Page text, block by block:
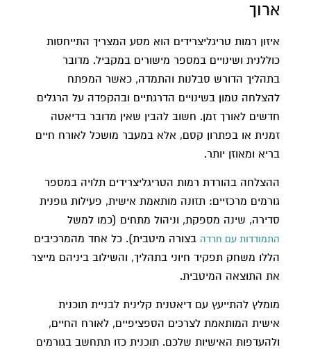
ארוך
איזון רמות טריגליצרידים הוא מסע המצריך התייחסות
כוללנית ושינויים במספר מישורים במקביל. מדובר
בתהליך הדורש סבלנות והתמדה, כאשר המפתח
להצלחה טמון בשינויים הדרגתיים ובהקפדה על הרגלים
חדשים לאורך זמן. חשוב להבין שאין מדובר בדיאטה
זמנית או בפתרון קסם, אלא במעבר מושכל לאורח חיים
בריא ומאוזן יותר.
ההצלחה בהורדת רמות הטריגליצרידים תלויה במספר
גורמים מרכזיים: תזונה מותאמת אישית, פעילות גופנית
סדירה, שינה מספקת, וניהול מתחים (כמו למשל
התמודדות עם חרדה בצורה מיטבית). כל אחד מהמרכיבים
הללו משחק תפקיד חיוני בתהליך, והשילוב ביניהם מייצר
את התוצאה המיטבית.
מומלץ להתייעץ עם דיאטנית קלינית לבניית תוכנית
אישית המותאמת לצרכים הספציפיים, לאורח החיים,
ולהעדפות האישיות שלכם. תוכנית כזו תתחשב בגורמים